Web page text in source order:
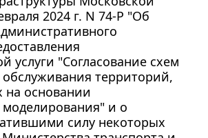
2024 г. N 74-Р "Об
услуги "Согласование схем
обслуживания территорий,
на основании
моделирования" и о
силу некоторых